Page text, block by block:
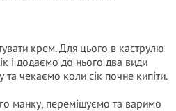
крем. Для цього в каструлю
і додаємо до нього два види
та чекаємо коли сік почне кипіти.
манку, перемішуємо та варимо